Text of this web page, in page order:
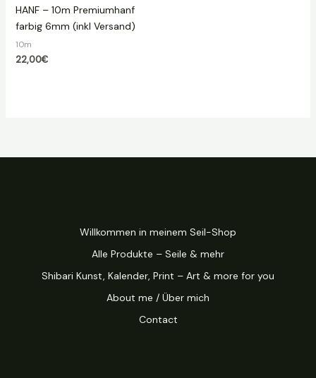
HANF – 10m Premiumhanf
farbig 6mm (inkl Versand)
10m
22,00€
Willkommen in meinem Seil-Shop
Alle Produkte – Seile & mehr
Shibari Kunst, Kalender, Print – Art & more for you
About me / Über mich
Contact